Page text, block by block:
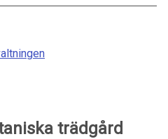
trädgård